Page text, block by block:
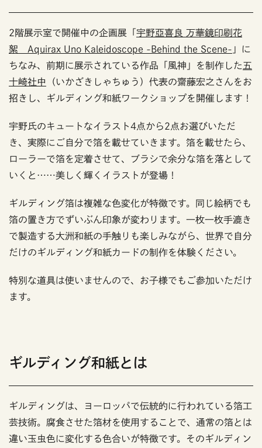
2階展示室で開催中の企画展「 宇野亞喜良 万華鏡印刷花
絮 Aquirax Uno Kaleidoscope -Behind the Scene- 」に
ちなみ、前期に展示されている作品「風神」を制作した五
十崎社中
（いかざきしゃちゅう）代表の齋藤宏之さんをお
招きし、ギルディング和紙ワークショップを開催します！
宇野氏のキュートなイラスト4点から2点お選びいただ
き、実際にご自分で箔を載せていきます。箔を載せたら、
ローラーで箔を定着させて、ブラシで余分な箔を落として
いくと……美しく輝くイラストが登場！
ギルディング箔は複雑な色変化が特徴です。同じ絵柄でも
箔の置き方でずいぶん印象が変わります。一枚一枚手漉き
で製造する大洲和紙の手触りも楽しみながら、世界で自分
だけのギルディング和紙カードの制作を体験ください。
特別な道具は使いませんので、お子様でもご参加いただけ
ます。
ギルディング和紙とは
ギルディングは、ヨーロッパで伝統的に行われている箔工
芸技術。腐食させた箔材を使用することで、通常の箔とは
違い玉虫色に変化する色合いが特徴です。そのギルディン